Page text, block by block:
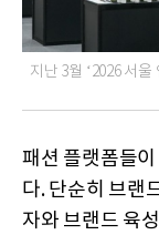
지난 3월 ‘2026 서
패션 플랫폼들
다. 단순히 브랜
자와 브랜드 육